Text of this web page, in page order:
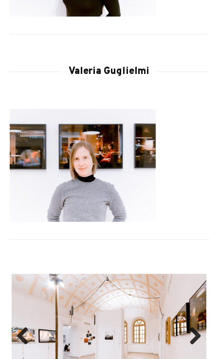
Valeria Guglielmi
Previ